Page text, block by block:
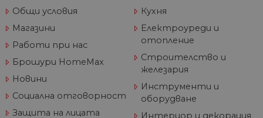
Общи условия
Магазини
Работи при нас
Брошури HomeMax
Новини
Социална отговорност
Защита на лицата
Кухня
Електроуреди и
отопление
Строителство и
железария
Инструменти и
оборудване
Интериор и декорация
Google Privacy Policy